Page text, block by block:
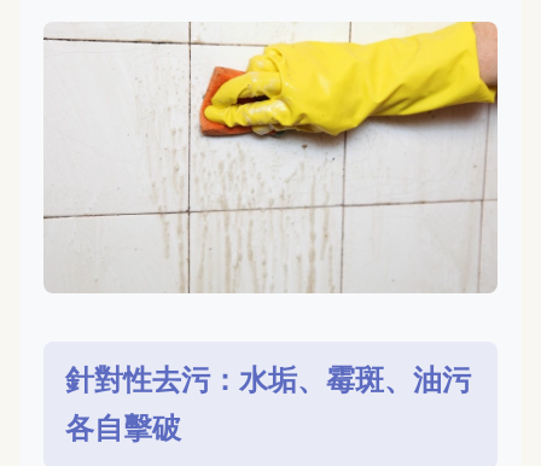
針對性去污：水垢、霉斑、油污
各自擊破